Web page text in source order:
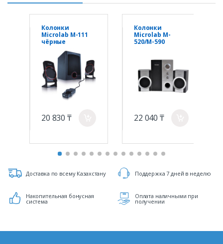
Колонки
Microlab M-111
чёрные
20 830 ₸
Колонки
Microlab M-
520/M-590
22 040 ₸
Доставка по всему Казахстану Поддержка 7 дней в неделю
Накопительная бонусная
система
Оплата наличными при
получении